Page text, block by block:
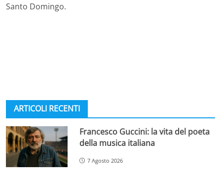
Santo Domingo.
ARTICOLI RECENTI
Francesco Guccini: la vita del poeta
della musica italiana
7 Agosto 2026